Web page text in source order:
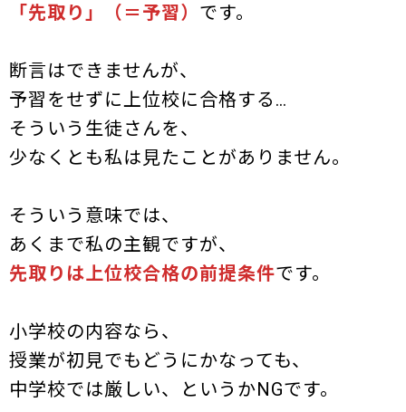
「先取り」（＝予習） です。
断言はできませんが、
予習をせずに上位校に合格する…
そういう生徒さんを、
少なくとも私は見たことがありません。
そういう意味では、
あくまで私の主観ですが、
先取りは上位校合格の前提条件です。
小学校の内容なら、
授業が初見でもどうにかなっても、
中学校では厳しい、というかNGです。